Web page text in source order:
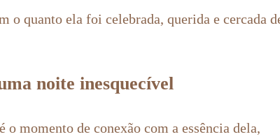
o quanto ela foi celebrada, querida e cercada
noite inesquecível
o momento de conexão com a essência dela,